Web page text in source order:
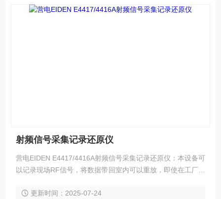
射频信号采集记录还原仪
营电EIDEN E4417/4416A射频信号采集记录还原仪：本设备可
以记录现场RF信号，将数据带回室内可以重放，即使在工厂或
的工作性能。
更新时间：2025-07-24